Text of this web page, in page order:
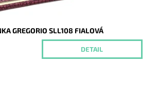
GREGORIO SLL108 FIALOVÁ
DETAIL